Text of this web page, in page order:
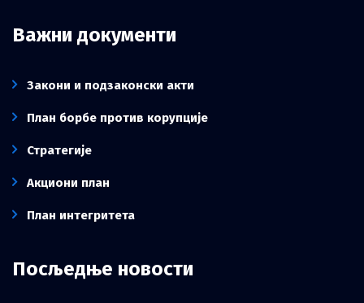
Важни документи
Закони и подзаконски акти
План борбе против корупције
Стратегије
Акциони план
План интегритета
Посљедње новости